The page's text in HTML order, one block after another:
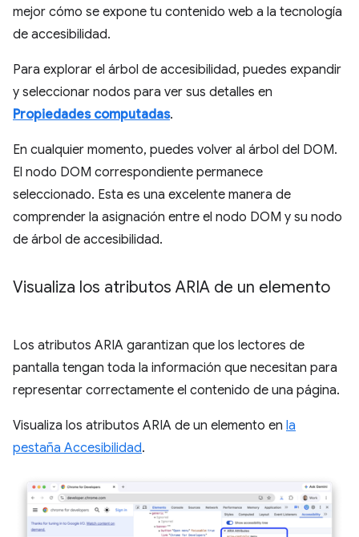
mejor cómo se expone tu contenido web a la tecnología
de accesibilidad.
Para explorar el árbol de accesibilidad, puedes expandir
y seleccionar nodos para ver sus detalles en
Propiedades computadas.
En cualquier momento, puedes volver al árbol del DOM.
El nodo DOM correspondiente permanece
seleccionado. Esta es una excelente manera de
comprender la asignación entre el nodo DOM y su nodo
de árbol de accesibilidad.
Visualiza los atributos ARIA de un elemento
Los atributos ARIA garantizan que los lectores de
pantalla tengan toda la información que necesitan para
representar correctamente el contenido de una página.
Visualiza los atributos ARIA de un elemento en la
pestaña Accesibilidad.